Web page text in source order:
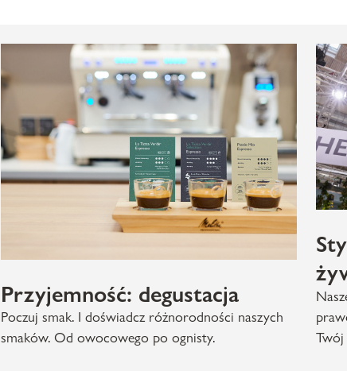
Przyjemność: degustacja
Poczuj smak. I doświadcz różnorodności naszych
smaków. Od owocowego po ognisty.
Twój